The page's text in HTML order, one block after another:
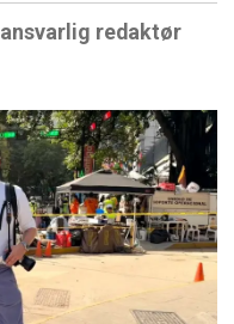
ansvarlig redaktør